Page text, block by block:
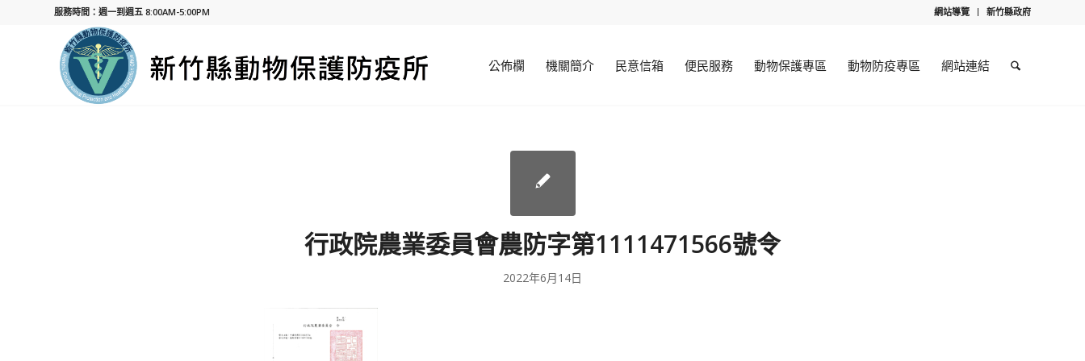
網站導覽 新竹縣政府
服務時間：週一到週五 8:00AM-5:00PM
公佈欄 機關簡介 民意信箱 便民服務 動物保護專區 動物防疫專區 網站連結
行政院農業委員會農防字第1111471566號令
2022年6月14日